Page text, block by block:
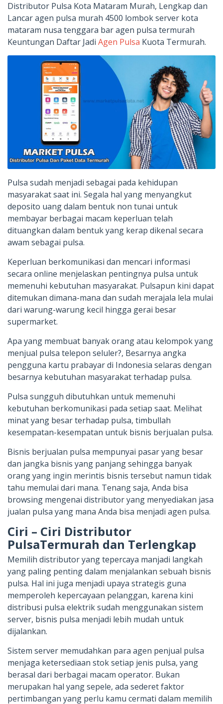
Distributor Pulsa Kota Mataram Murah, Lengkap dan
Lancar agen pulsa murah 4500 lombok server kota
mataram nusa tenggara bar agen pulsa termurah
Keuntungan Daftar Jadi Agen Pulsa Kuota Termurah.
Pulsa sudah menjadi sebagai pada kehidupan
masyarakat saat ini. Segala hal yang menyangkut
deposito uang dalam bentuk non tunai untuk
membayar berbagai macam keperluan telah
dituangkan dalam bentuk yang kerap dikenal secara
awam sebagai pulsa.
Keperluan berkomunikasi dan mencari informasi
secara online menjelaskan pentingnya pulsa untuk
memenuhi kebutuhan masyarakat. Pulsapun kini dapat
ditemukan dimana-mana dan sudah merajala lela mulai
dari warung-warung kecil hingga gerai besar
supermarket.
Apa yang membuat banyak orang atau kelompok yang
menjual pulsa telepon seluler?, Besarnya angka
pengguna kartu prabayar di Indonesia selaras dengan
besarnya kebutuhan masyarakat terhadap pulsa.
Pulsa sungguh dibutuhkan untuk memenuhi
kebutuhan berkomunikasi pada setiap saat. Melihat
minat yang besar terhadap pulsa, timbullah
kesempatan-kesempatan untuk bisnis berjualan pulsa.
Bisnis berjualan pulsa mempunyai pasar yang besar
dan jangka bisnis yang panjang sehingga banyak
orang yang ingin merintis bisnis tersebut namun tidak
tahu memulai dari mana. Tenang saja, Anda bisa
browsing mengenai distributor yang menyediakan jasa
jualan pulsa yang mana Anda bisa menjadi agen pulsa.
Ciri – Ciri Distributor
PulsaTermurah dan Terlengkap
Memilih distributor yang tepercaya manjadi langkah
yang paling penting dalam menjalankan sebuah bisnis
pulsa. Hal ini juga menjadi upaya strategis guna
memperoleh kepercayaan pelanggan, karena kini
distribusi pulsa elektrik sudah menggunakan sistem
server, bisnis pulsa menjadi lebih mudah untuk
dijalankan.
Sistem server memudahkan para agen penjual pulsa
menjaga ketersediaan stok setiap jenis pulsa, yang
berasal dari berbagai macam operator. Bukan
merupakan hal yang sepele, ada sederet faktor
pertimbangan yang perlu kamu cermati dalam memilih